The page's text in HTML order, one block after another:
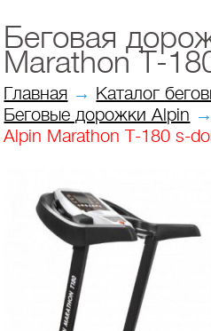
Беговая
Marathon T-
Главная → Каталог
Беговые дорожки Alpin →
Alpin Marathon T-180 s-